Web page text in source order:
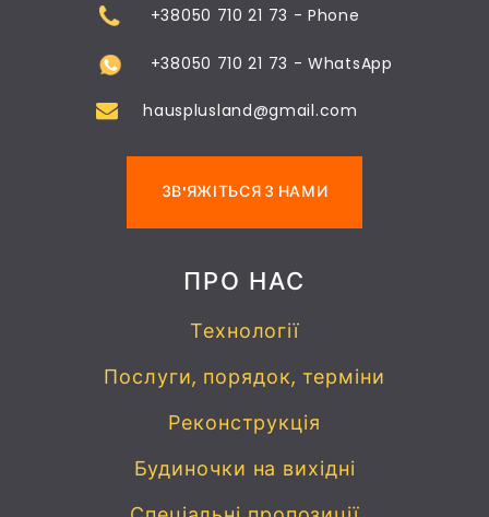
+38050 710 21 73 - Phone
+38050 710 21 73 - WhatsApp
hausplusland@gmail.com
ЗВ'ЯЖІТЬСЯ З НАМИ
ПРО НАС
Технології
Послуги, порядок, терміни
Реконструкція
Будиночки на вихідні